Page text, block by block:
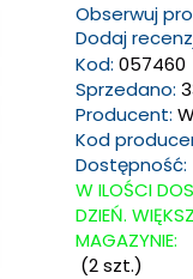
Obserwuj
Dodaj
Kod: 057460
Sprzedano:
Producent:
Kod
Dostępność:
W ILOŚCI
DZIEŃ.
MAGAZYNIE:
(2szt.)